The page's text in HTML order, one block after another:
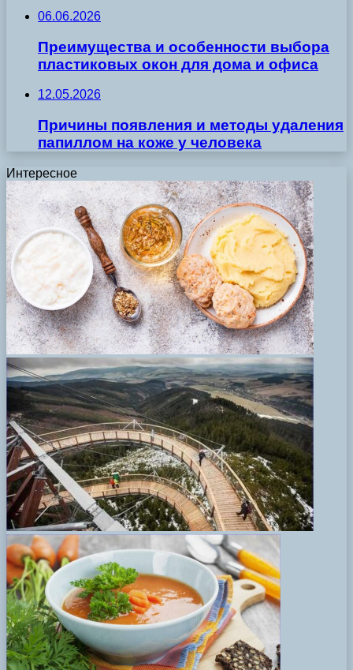
06.06.2026
Преимущества и особенности выбора
пластиковых окон для дома и офиса
12.05.2026
Причины появления и методы удаления
папиллом на коже у человека
Интересное